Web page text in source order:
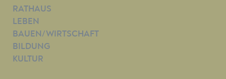
RATHAUS
LEBEN
BAUEN/WIRTSCHAFT
BILDUNG
KULTUR